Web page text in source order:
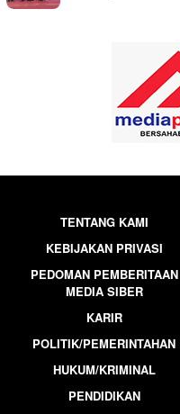
TENTANG KAMI
KEBIJAKAN PRIVASI
PEDOMAN PEMBERITAAN
MEDIA SIBER
KARIR
POLITIK/PEMERINTAHAN
HUKUM/KRIMINAL
PENDIDIKAN